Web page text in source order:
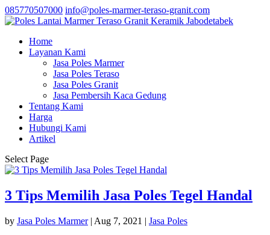
085770507000 info@poles-marmer-teraso-granit.com
Home
Layanan Kami
Jasa Poles Marmer
Jasa Poles Teraso
Jasa Poles Granit
Jasa Pembersih Kaca Gedung
Tentang Kami
Harga
Hubungi Kami
Artikel
Select Page
3 Tips Memilih Jasa Poles Tegel Handal
by Jasa Poles Marmer| Aug 7, 2021 | Jasa Poles